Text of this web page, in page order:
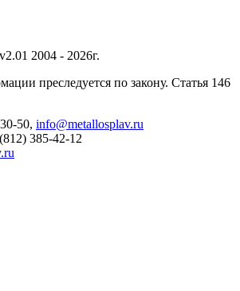
2004 - 2026г.
преследуется по закону. Статья 146
50, info@metallosplav.ru
385-42-12